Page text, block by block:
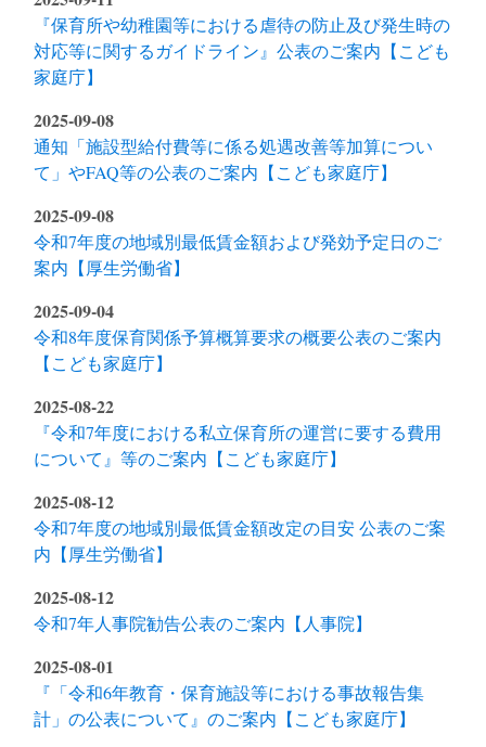
『保育所や幼稚園等における虐待の防止及び発生時の
対応等に関するガイドライン』公表のご案内【こども
家庭庁】
2025-09-08
通知「施設型給付費等に係る処遇改善等加算につい
て」やFAQ等の公表のご案内【こども家庭庁】
2025-09-08
令和7年度の地域別最低賃金額および発効予定日のご
案内【厚生労働省】
2025-09-04
令和8年度保育関係予算概算要求の概要公表のご案内
【こども家庭庁】
2025-08-22
『令和7年度における私立保育所の運営に要する費用
について』等のご案内【こども家庭庁】
2025-08-12
令和7年度の地域別最低賃金額改定の目安 公表のご案
内【厚生労働省】
2025-08-12
令和7年人事院勧告公表のご案内【人事院】
2025-08-01
『「令和6年教育・保育施設等における事故報告集
計」の公表について』のご案内【こども家庭庁】